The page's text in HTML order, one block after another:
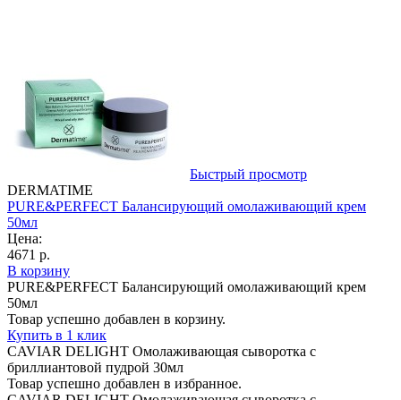
Быстрый просмотр
DERMATIME
PURE&PERFECT Балансирующий омолаживающий крем
50мл
Цена:
4671 р.
В корзину
PURE&PERFECT Балансирующий омолаживающий крем
50мл
Товар успешно добавлен в корзину.
Купить в 1 клик
CAVIAR DELIGHT Омолаживающая сыворотка с
бриллиантовой пудрой 30мл
Товар успешно добавлен в избранное.